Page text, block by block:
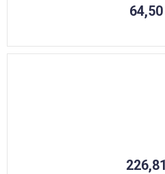
64,50
226,81